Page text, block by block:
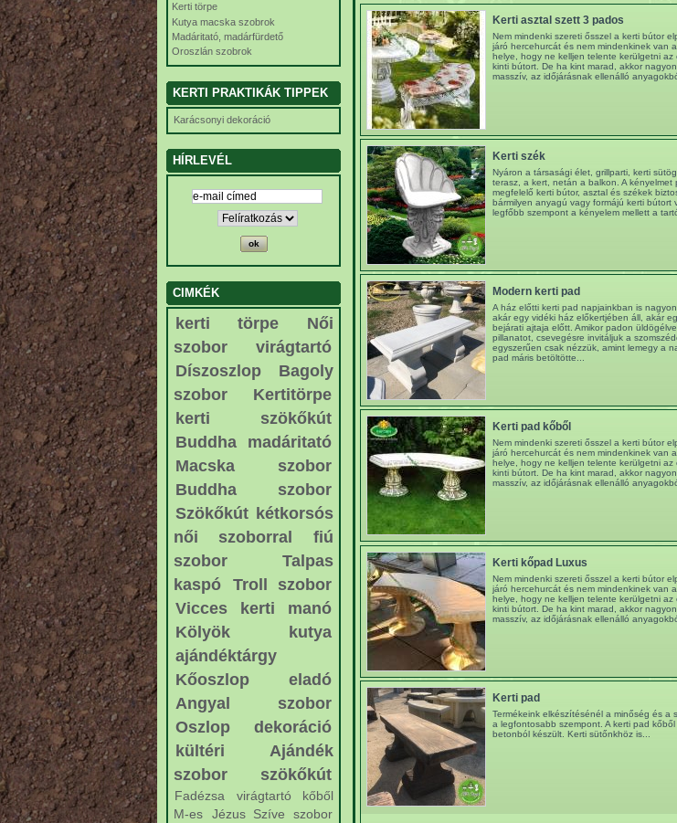
Kerti törpe
Kutya macska szobrok
Madáritató, madárfürdető
Oroszlán szobrok
KERTI PRAKTIKÁK TIPPEK
Karácsonyi dekoráció
HÍRLEVÉL
CIMKÉK
kerti törpe
Női
szobor
virágtartó
Díszoszlop
Bagoly
szobor
Kertitörpe
kerti szökőkút
Buddha
madáritató
Macska szobor
Buddha szobor
Szökőkút kétkorsós
női szoborral
fiú
szobor
Talpas
kaspó
Troll szobor
Vicces kerti manó
Kölyök kutya
ajándéktárgy
Kőoszlop eladó
Angyal szobor
Oszlop dekoráció
kültéri
Ajándék
szobor
szökőkút
Fadézsa virágtartó kőből
M-es
Jézus Szíve szobor
Kerti asztal szett 3 pados
Nem mindenki szereti ősszel a kerti bútor
járó hercehurcát és nem mindenkinek van
helye, hogy ne kelljen telente kerülgetni az
kinti bútort. De ha kint marad, akkor
masszív, az időjárásnak ellenálló
Kerti szék
Nyáron a társasági élet, grillparti, kerti
terasz, a kert, netán a balkon. A kényelmet
megfelelő kerti bútor, asztal és székek
bármilyen anyagú vagy formájú kerti bútort
legfőbb szempont a kényelem mellett a
Modern kerti pad
A ház előtti kerti pad napjainkban is nagyon
akár egy vidéki ház előkertjében áll, akár
bejárati ajtaja előtt. Amikor padon
pillanatot, csevegésre invitáljuk a
egyszerűen csak nézzük, amint lemegy a
pad máris betöltötte...
Kerti pad kőből
Nem mindenki szereti ősszel a kerti bútor
járó hercehurcát és nem mindenkinek van
helye, hogy ne kelljen telente kerülgetni az
kinti bútort. De ha kint marad, akkor
masszív, az időjárásnak ellenálló
Kerti kőpad Luxus
Nem mindenki szereti ősszel a kerti bútor
járó hercehurcát és nem mindenkinek van
helye, hogy ne kelljen telente kerülgetni az
kinti bútort. De ha kint marad, akkor
masszív, az időjárásnak ellenálló
Kerti pad
Termékeink elkészítésénél a minőség és a
a legfontosabb szempont. A kerti pad
betonból készült. Kerti sütőnkhöz is...